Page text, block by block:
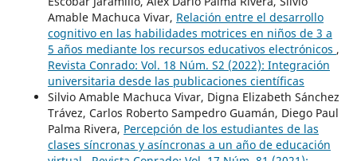
Amable Machuca Vivar, Relación entre el desarrollo
cognitivo en las habilidades motrices en niños de 3 a
5 años mediante los recursos educativos electrónicos ,
Revista Conrado: Vol. 18 Núm. S2 (2022): Integración
universitaria desde las publicaciones científicas
Silvio Amable Machuca Vivar, Digna Elizabeth Sánchez
Trávez, Carlos Roberto Sampedro Guamán, Diego Paul
Palma Rivera, Percepción de los estudiantes de las
clases síncronas y asíncronas a un año de educación